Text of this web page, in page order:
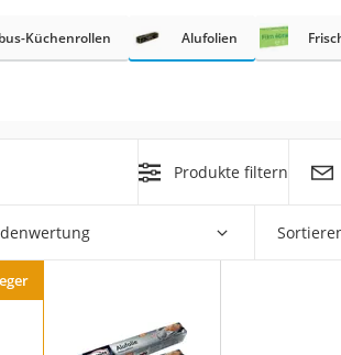
Küchenrollen Alufolien
Produkte filtern